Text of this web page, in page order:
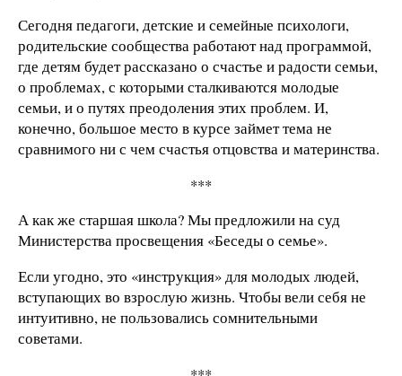
Сегодня педагоги, детские и семейные психологи,
родительские сообщества работают над программой,
где детям будет рассказано о счастье и радости семьи,
о проблемах, с которыми сталкиваются молодые
семьи, и о путях преодоления этих проблем. И,
конечно, большое место в курсе займет тема не
сравнимого ни с чем счастья отцовства и материнства.
***
А как же старшая школа? Мы предложили на суд
Министерства просвещения «Беседы о семье».
Если угодно, это «инструкция» для молодых людей,
вступающих во взрослую жизнь. Чтобы вели себя не
интуитивно, не пользовались сомнительными
советами.